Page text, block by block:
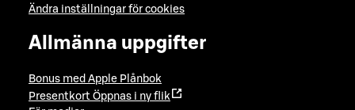
Ändra inställningar för cookies
Allmänna uppgifter
Bonus med Apple Plånbok
Presentkort Öppnas i ny flik